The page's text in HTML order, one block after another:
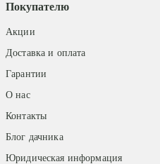
Покупателю
Акции
Доставка и оплата
Гарантии
О нас
Контакты
Блог дачника
Юридическая информация